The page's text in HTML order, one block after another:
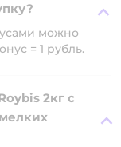
можно
= 1 рубль.
2кг с